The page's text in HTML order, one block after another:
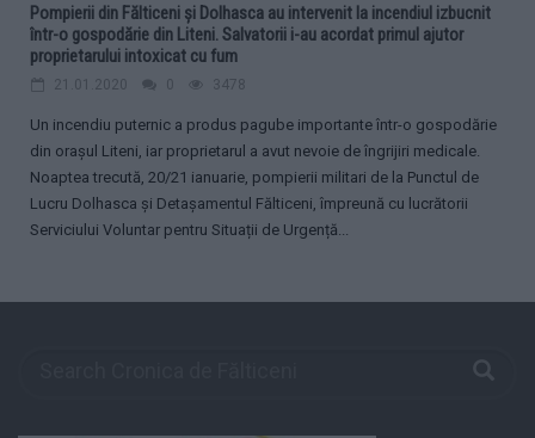
Pompierii din Fălticeni și Dolhasca au intervenit la incendiul izbucnit
într-o gospodărie din Liteni. Salvatorii i-au acordat primul ajutor
proprietarului intoxicat cu fum
21.01.2020 0 3478
Un incendiu puternic a produs pagube importante într-o gospodărie
din orașul Liteni, iar proprietarul a avut nevoie de îngrijiri medicale.
Noaptea trecută, 20/21 ianuarie, pompierii militari de la Punctul de
Lucru Dolhasca și Detașamentul Fălticeni, împreună cu lucrătorii
Serviciului Voluntar pentru Situații de Urgență...